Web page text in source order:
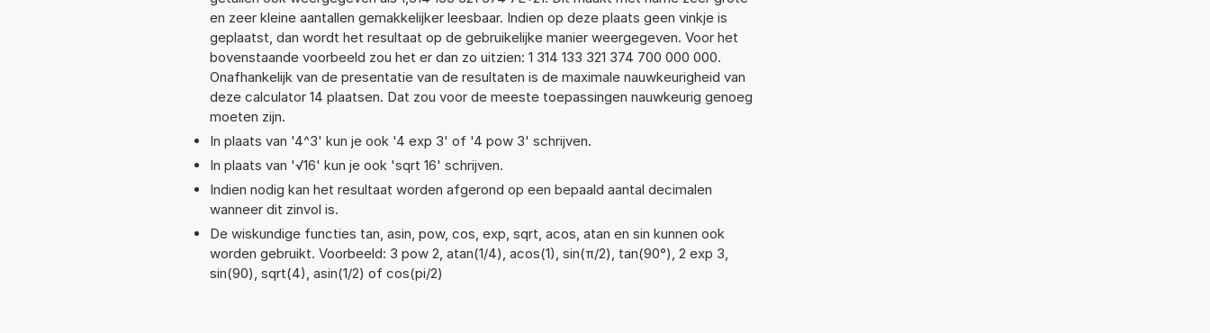
en zeer kleine aantallen gemakkelijker leesbaar. Indien op deze plaats geen vinkje is
geplaatst, dan wordt het resultaat op de gebruikelijke manier weergegeven. Voor het
bovenstaande voorbeeld zou het er dan zo uitzien: 1 314 133 321 374 700 000 000.
Onafhankelijk van de presentatie van de resultaten is de maximale nauwkeurigheid van
deze calculator 14 plaatsen. Dat zou voor de meeste toepassingen nauwkeurig genoeg
moeten zijn.
In plaats van '4^3' kun je ook '4 exp 3' of '4 pow 3' schrijven.
In plaats van '√16' kun je ook 'sqrt 16' schrijven.
Indien nodig kan het resultaat worden afgerond op een bepaald aantal decimalen
wanneer dit zinvol is.
De wiskundige functies tan, asin, pow, cos, exp, sqrt, acos, atan en sin kunnen ook
worden gebruikt. Voorbeeld: 3 pow 2, atan(1/4), acos(1), sin(π/2), tan(90°), 2 exp 3,
sin(90), sqrt(4), asin(1/2) of cos(pi/2)